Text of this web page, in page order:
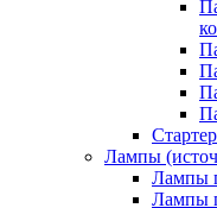
Лампы
Лампы
Лампы